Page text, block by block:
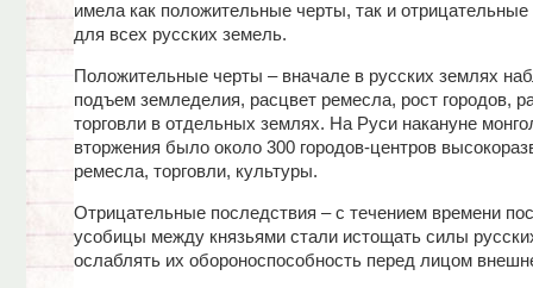
имела как положительные черты, так и отрицательные
для всех русских земель.
Положительные черты – вначале в русских землях
подъем земледелия, расцвет ремесла, рост городов,
торговли в отдельных землях. На Руси накануне
вторжения было около 300 городов-центров
ремесла, торговли, культуры.
Отрицательные последствия – с течением времени
усобицы между князьями стали истощать силы
ослаблять их обороноспособность перед лицом